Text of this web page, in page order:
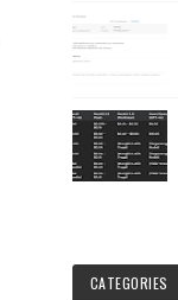
CATEGORIES